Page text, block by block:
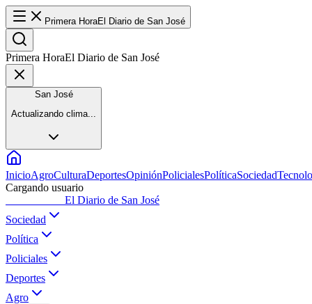
Primera HoraEl Diario de San José
Primera HoraEl Diario de San José
San José
Actualizando clima...
InicioAgroCulturaDeportesOpiniónPolicialesPolíticaSociedad
Cargando usuario
El Diario de San José
Sociedad
Política
Policiales
Deportes
Agro